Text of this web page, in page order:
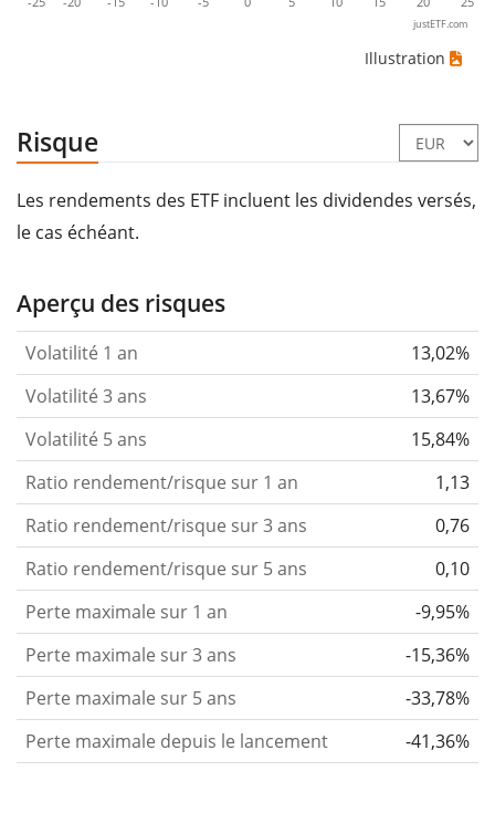
justETF.com
Illustration
Risque
Les rendements des ETF incluent les dividendes versés,
le cas échéant.
Aperçu des risques
Volatilité 1 an
13,02%
Volatilité 3 ans
13,67%
Volatilité 5 ans
15,84%
Ratio rendement/risque sur 1 an
1,13
Ratio rendement/risque sur 3 ans
0,76
Ratio rendement/risque sur 5 ans
0,10
Perte maximale sur 1 an
-9,95%
Perte maximale sur 3 ans
-15,36%
Perte maximale sur 5 ans
-33,78%
Perte maximale depuis le lancement
-41,36%